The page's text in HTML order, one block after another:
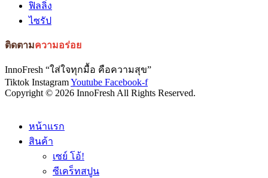
ฟิลลิ่ง
ไซรัป
ติดตามความอร่อย
InnoFresh “ใส่ใจทุกมื้อ คือความสุข”
Tiktok InstagramYoutube Facebook-f
Copyright © 2026 InnoFresh All Rights Reserved.
หน้าแรก
สินค้า
เซย์ โอ้!
ซีเคร็ทสปูน